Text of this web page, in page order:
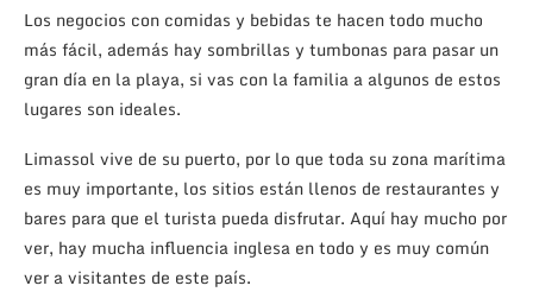
Los negocios con comidas y bebidas te hacen todo mucho
más fácil, además hay sombrillas y tumbonas para pasar un
gran día en la playa, si vas con la familia a algunos de estos
lugares son ideales.
Limassol vive de su puerto, por lo que toda su zona marítima
es muy importante, los sitios están llenos de restaurantes y
bares para que el turista pueda disfrutar. Aquí hay mucho por
ver, hay mucha influencia inglesa en todo y es muy común
ver a visitantes de este país.